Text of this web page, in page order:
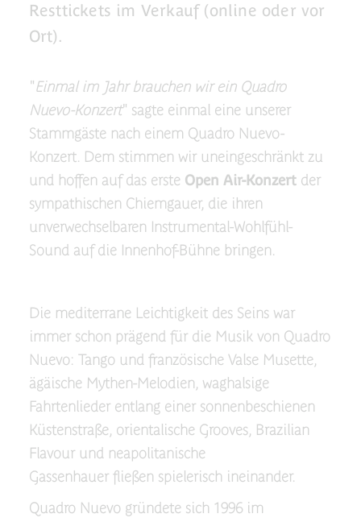
Resttickets im Verkauf (online oder vor
Ort).
"Einmal im Jahr brauchen wir ein Quadro
Nuevo-Konzert" sagte einmal eine unserer
Stammgäste nach einem Quadro Nuevo-
Konzert. Dem stimmen wir uneingeschränkt zu
und hoffen auf das erste Open Air-Konzertder
sympathischen Chiemgauer, die ihren
unverwechselbaren Instrumental-Wohlfühl-
Sound auf die Innenhof-Bühne bringen.
Die mediterrane Leichtigkeit des Seins war
immer schon prägend für die Musik von Quadro
Nuevo: Tango und französische Valse Musette,
ägäische Mythen-Melodien, waghalsige
Fahrtenlieder entlang einer sonnenbeschienen
Küstenstraße, orientalische Grooves, Brazilian
Flavour und neapolitanische
Gassenhauer fließen spielerisch ineinander.
Quadro Nuevo gründete sich 1996 im